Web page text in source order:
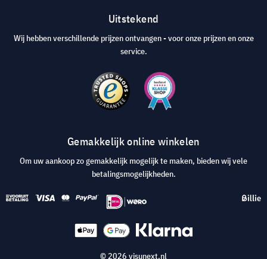
Uitstekend
Wij hebben verschillende prijzen ontvangen - voor onze prijzen en onze
service.
Gemakkelijk online winkelen
Om uw aankoop zo gemakkelijk mogelijk te maken, bieden wij vele
betalingsmogelijkheden.
© 2026 visunext.nl